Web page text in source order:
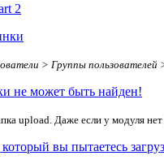
2
> Группы
не может быть найден!
upload. Даже если у модуля
вы пытаетесь